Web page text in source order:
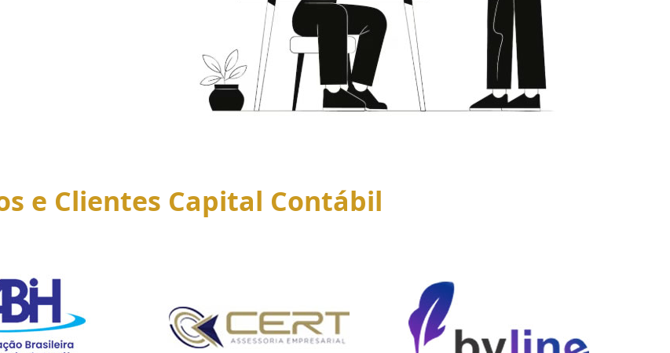
e Clientes Capital Contábil